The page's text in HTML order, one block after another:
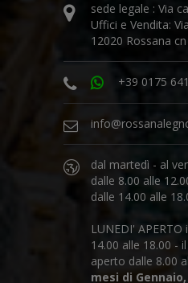
sede legale : Via
Uffici e Vendita: Via
12020 Rossana cn
+39 0175
dal martedì - al
dalle 8.00 alle
dalle 14.00 alle
LUNEDI'
14.00 alle 18.00 -
aperto dalle 8.00
mesi di